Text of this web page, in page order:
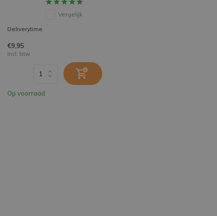
Vergelijk
Deliverytime
€9,95
Incl. btw
Op voorraad